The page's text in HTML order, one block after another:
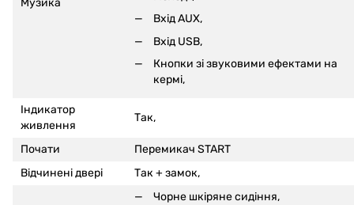
Музика
Вхід AUX,
Вхід USB,
Кнопки зі звуковими ефектами на
кермі,
Індикатор
живлення
Так,
Почати
Перемикач START
Відчинені двері
Так + замок,
Чорне шкіряне сидіння,